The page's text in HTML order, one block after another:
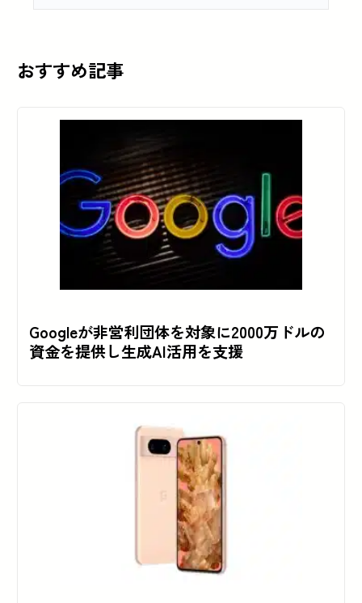
おすすめ記事
Googleが非営利団体を対象に2000万ドルの
資金を提供し生成AI活用を支援